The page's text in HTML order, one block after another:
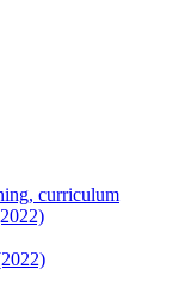
curriculum